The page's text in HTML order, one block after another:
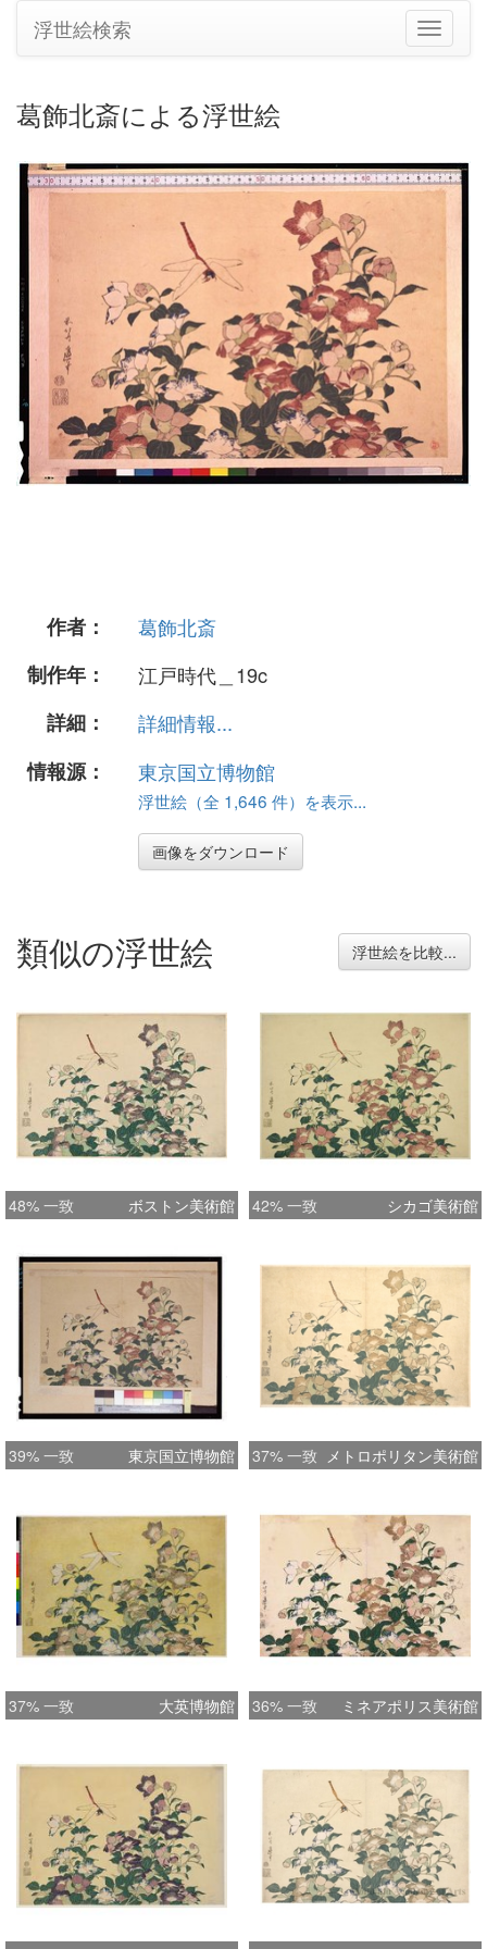
ナ
ビ
ン
の
浮世絵検索
葛飾北斎による浮世絵
作者：
葛飾北斎
制作年：
江戸時代＿19c
詳細：
詳細情報...
情報源：
東京国立博物館
浮世絵（全 1,646 件）を表示...
画像をダウンロード
類似の浮世絵 浮世絵を比較...
48% 一致 ボストン美術館 42% 一致 シカゴ美術館
39% 一致 東京国立博物館 37% 一致 メトロポリタン美術館
37% 一致 大英博物館 36% 一致 ミネアポリス美術館